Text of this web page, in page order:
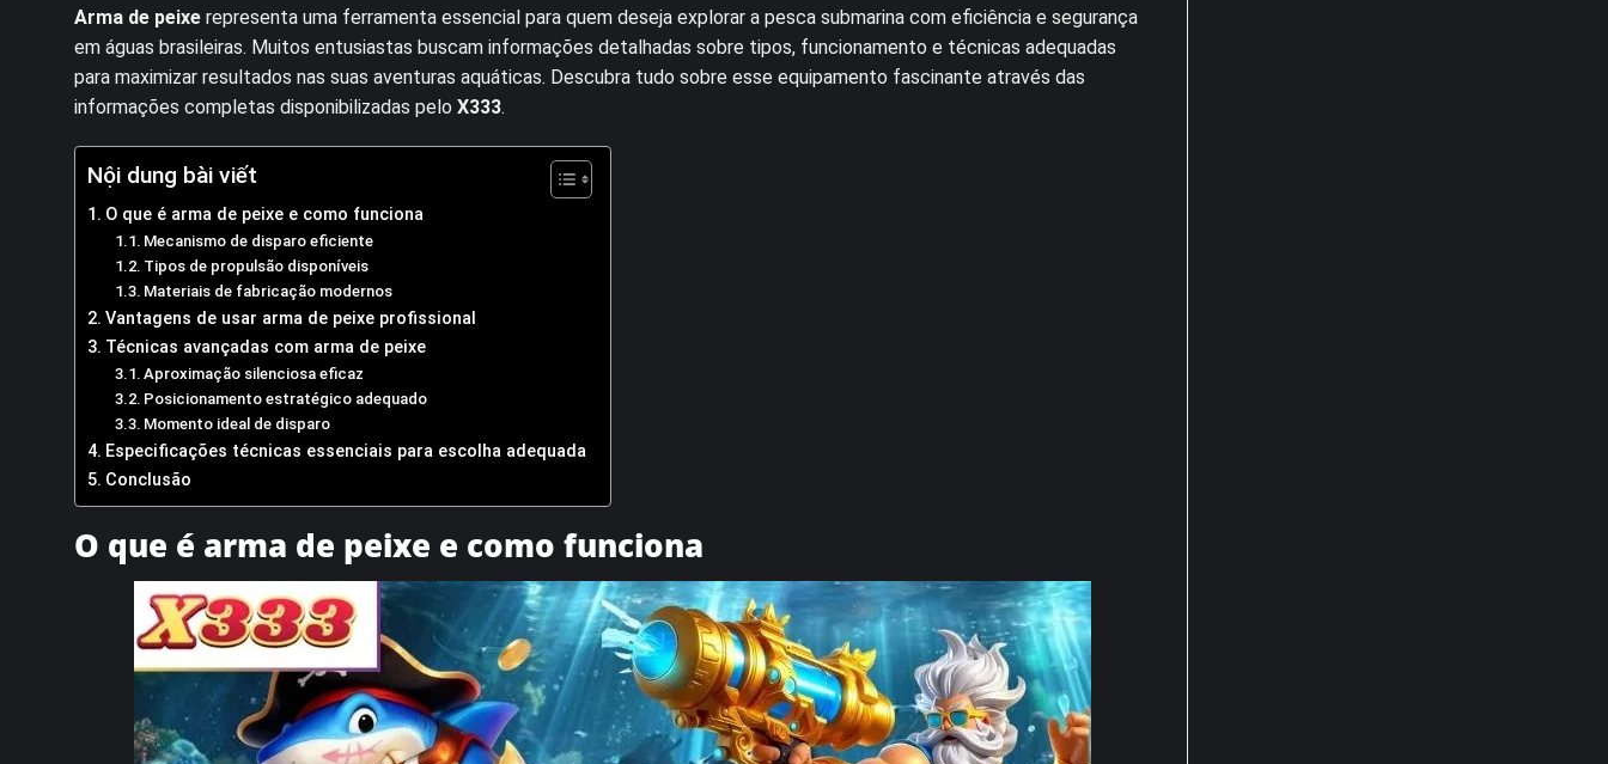
Arma de peixe representa uma ferramenta essencial para quem deseja explorar a pesca submarina com eficiência e segurança
em águas brasileiras. Muitos entusiastas buscam informações detalhadas sobre tipos, funcionamento e técnicas adequadas
para maximizar resultados nas suas aventuras aquáticas. Descubra tudo sobre esse equipamento fascinante através das
informações completas disponibilizadas pelo X333.
Nội dung bài viết
O que é arma de peixe e como funciona
Mecanismo de disparo eficiente
Tipos de propulsão disponíveis
Materiais de fabricação modernos
Vantagens de usar arma de peixe profissional
Técnicas avançadas com arma de peixe
Aproximação silenciosa eficaz
Posicionamento estratégico adequado
Momento ideal de disparo
Especificações técnicas essenciais para escolha adequada
Conclusão
O que é arma de peixe e como funciona